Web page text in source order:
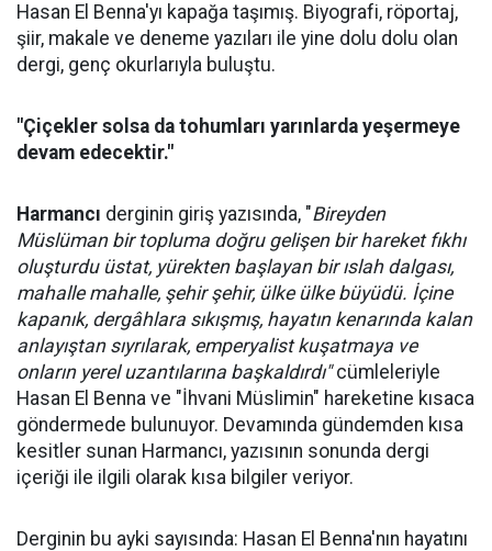
Hasan El Benna'yı kapağa taşımış. Biyografi, röportaj,
şiir, makale ve deneme yazıları ile yine dolu dolu olan
dergi, genç okurlarıyla buluştu.
"Çiçekler solsa da tohumları yarınlarda yeşermeye
devam edecektir."
Harmancı derginin giriş yazısında, "Bireyden
Müslüman bir topluma doğru gelişen bir hareket fıkhı
oluşturdu üstat, yürekten başlayan bir ıslah dalgası,
mahalle mahalle, şehir şehir, ülke ülke büyüdü. İçine
kapanık, dergâhlara sıkışmış, hayatın kenarında kalan
anlayıştan sıyrılarak, emperyalist kuşatmaya ve
onların yerel uzantılarına başkaldırdı"cümleleriyle
Hasan El Benna ve "İhvani Müslimin" hareketine kısaca
göndermede bulunuyor. Devamında gündemden kısa
kesitler sunan Harmancı, yazısının sonunda dergi
içeriği ile ilgili olarak kısa bilgiler veriyor.
Derginin bu ayki sayısında: Hasan El Benna'nın hayatını